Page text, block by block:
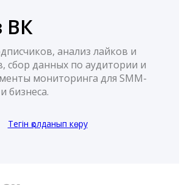
ВК
анализ лайков и
сбор данных по аудитории и
мониторинга для SMM-
бизнеса.
Тегін қолданып көру